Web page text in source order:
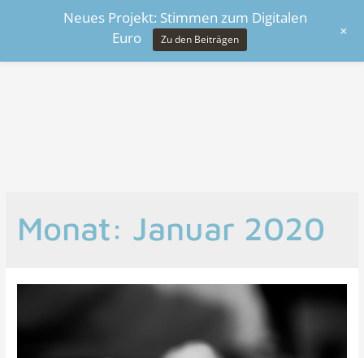
Monat: Januar 2020
Neues Projekt: Stimmen zum Digitalen
Euro
Zu den Beiträgen +